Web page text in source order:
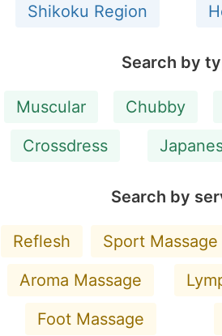
Shikoku Region
Search by
Muscular Chubby
Crossdress
Search by
Reflesh Sport Massage
Aroma Massage
Foot Massage